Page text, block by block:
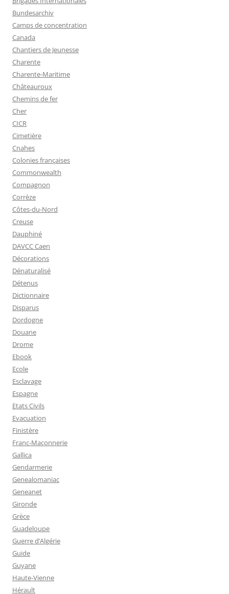
Bundesarchiv
Camps de concentration
Canada
Chantiers de Jeunesse
Charente
Charente-Maritime
Châteauroux
Chemins de fer
Cher
CICR
Cimetière
Cnahes
Colonies françaises
Commonwealth
Compagnon
Corrèze
Côtes-du-Nord
Creuse
Dauphiné
DAVCC Caen
Décorations
Dénaturalisé
Détenus
Dictionnaire
Disparus
Dordogne
Douane
Drome
Ebook
Ecole
Esclavage
Espagne
Etats Civils
Evacuation
Finistère
Franc-Maçonnerie
Gallica
Gendarmerie
Genealomaniac
Geneanet
Gironde
Grèce
Guadeloupe
Guerre d’Algérie
Guide
Guyane
Haute-Vienne
Hérault